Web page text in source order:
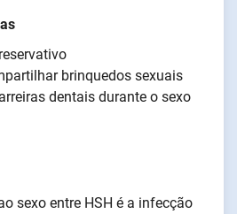
brinquedos sexuais
dentais durante o sexo
sexo entre HSH é a infecção